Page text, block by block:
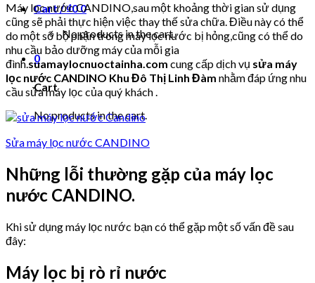
Cart /₫00
No products in the cart.
0
Cart
No products in the cart.
Máy lọc nước CANDINO,sau một khoảng thời gian sử dụng
cũng sẽ phải thực hiện việc thay thế sửa chữa. Điều này có thể
do một số bộ phận trong máy lọc nước bị hỏng,cũng có thể do
nhu cầu bảo dưỡng máy của mỗi gia
đình.suamaylocnuoctainha.com cung cấp dịch vụ sửa máy
lọc nước CANDINO Khu Đô Thị Linh Đàm nhằm đáp ứng nhu
cầu sửa máy lọc của quý khách .
Sửa máy lọc nước CANDINO
Những lỗi thường gặp của máy lọc
nước CANDINO.
Khi sử dụng máy lọc nước bạn có thể gặp một số vấn đề sau
đây:
Máy lọc bị rò rỉ nước